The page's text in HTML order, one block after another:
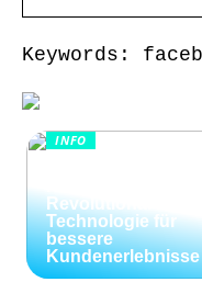
Keywords:
INFO
Revolutionäre
Technologie für
bessere
Kundenerlebnisse